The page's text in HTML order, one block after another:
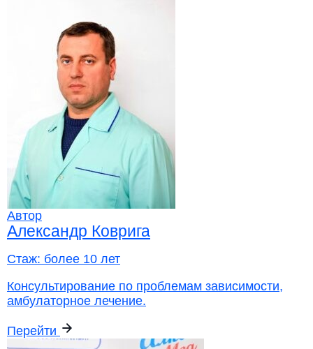
Автор
Александр Коврига
Стаж: более 10 лет
Консультирование по проблемам зависимости,
амбулаторное лечение.
Перейти